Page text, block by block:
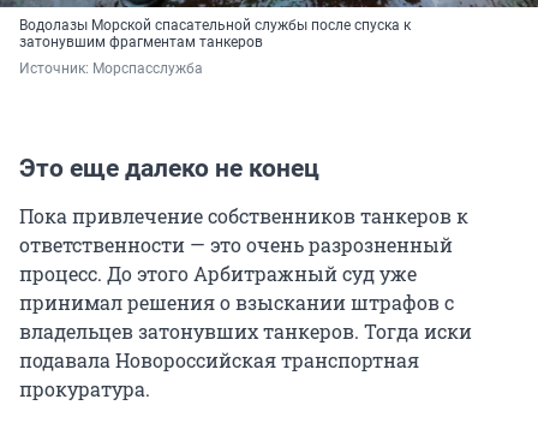
Водолазы Морской спасательной службы после спуска к
затонувшим фрагментам танкеров
Источник: Морспасслужба
Это еще далеко не конец
Пока привлечение собственников танкеров к
ответственности — это очень разрозненный
процесс. До этого Арбитражный суд уже
принимал решения о взыскании штрафов с
владельцев затонувших танкеров. Тогда иски
подавала Новороссийская транспортная
прокуратура.